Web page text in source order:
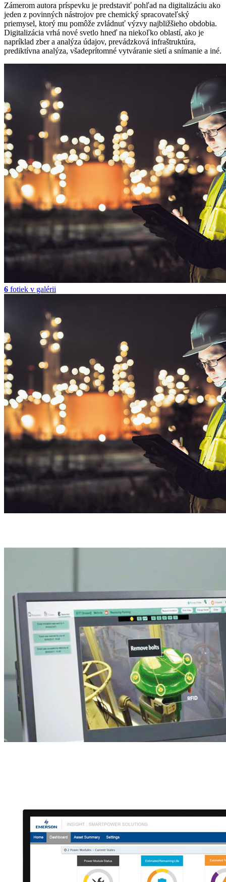
Zámerom autora príspevku je predstaviť pohľad na digitalizáciu ako
jeden z povinných nástrojov pre chemický spracovateľský
priemysel, ktorý mu pomôže zvládnuť výzvy najbližšieho obdobia.
Digitalizácia vrhá nové svetlo hneď na niekoľko oblastí, ako je
napríklad zber a analýza údajov, prevádzková infraštruktúra,
prediktívna analýza, všadeprítomné vytváranie sietí a snímanie a iné.
6 fotiek v galérii